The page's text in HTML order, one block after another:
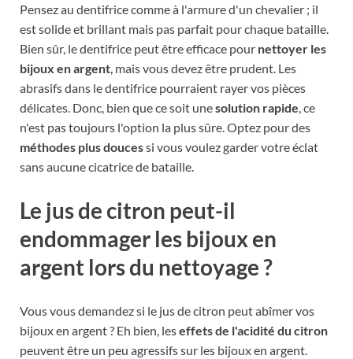
Pensez au dentifrice comme à l'armure d'un chevalier ; il
est solide et brillant mais pas parfait pour chaque bataille.
Bien sûr, le dentifrice peut être efficace pour nettoyer les
bijoux en argent, mais vous devez être prudent. Les
abrasifs dans le dentifrice pourraient rayer vos pièces
délicates. Donc, bien que ce soit unesolution rapide, ce
n'est pas toujours l'option la plus sûre. Optez pour des
méthodes plus doucessi vous voulez garder votre éclat
sans aucune cicatrice de bataille.
Le jus de citron peut-il
endommager les bijoux en
argent lors du nettoyage ?
Vous vous demandez si le jus de citron peut abîmer vos
bijoux en argent ? Eh bien, leseffets de l'acidité du citron
peuvent être un peu agressifs sur les bijoux en argent.